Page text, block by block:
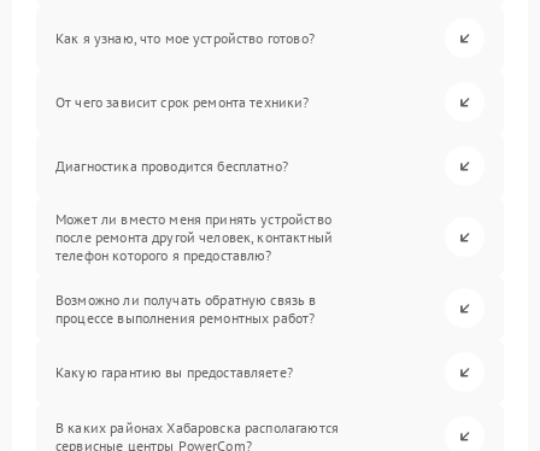
Как я узнаю, что мое устройство готово?
От чего зависит срок ремонта техники?
Диагностика проводится бесплатно?
Может ли вместо меня принять устройство
после ремонта другой человек, контактный
телефон которого я предоставлю?
Возможно ли получать обратную связь в
процессе выполнения ремонтных работ?
Какую гарантию вы предоставляете?
В каких районах Хабаровска располагаются
сервисные центры PowerCom?